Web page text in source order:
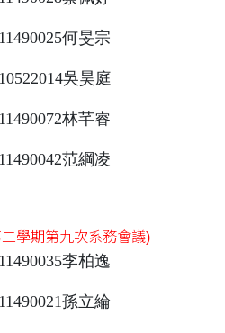
何旻宗
吳昊庭
林芊睿
范綱凌
學期第九次系務會議)
李柏逸
孫立綸